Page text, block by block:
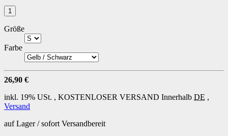
Größe
Farbe
26,90 €
inkl. 19% USt. , KOSTENLOSER VERSAND Innerhalb DE ,
Versand
auf Lager / sofort Versandbereit